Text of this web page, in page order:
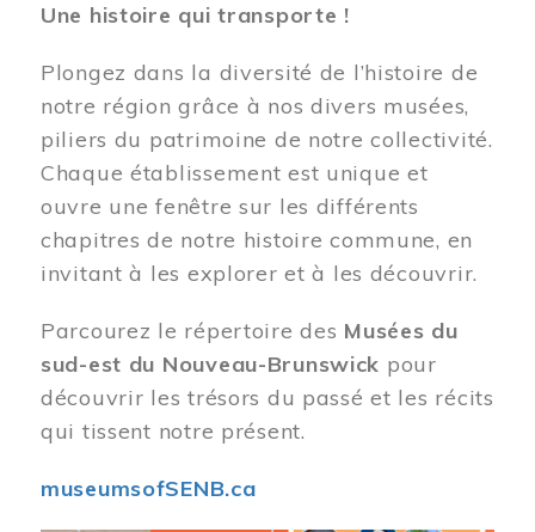
Une histoire qui transporte !
Plongez dans la diversité de l’histoire de
notre région grâce à nos divers musées,
piliers du patrimoine de notre collectivité.
Chaque établissement est unique et
ouvre une fenêtre sur les différents
chapitres de notre histoire commune, en
invitant à les explorer et à les découvrir.
Parcourez le répertoire des Musées du
sud-est du Nouveau-Brunswick pour
découvrir les trésors du passé et les récits
qui tissent notre présent.
museumsofSENB.ca